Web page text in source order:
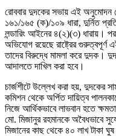
রোববার দুদকের সভায় এই অনুমোদন
১৬১/১৬৫ (ক)/১০৯ ধারা, দুর্নিত
লন্ডারিং আইনের ৪(২)(৩) ধারায়।
অভিযোগ রয়েছে রাষ্ট্রের
তাদের বিরুদ্ধে মামলা করে দুদক।
আদালতে দাখিল করা হবে।
চার্জশীটে উল্লেখ করা হয়, দুদকের
কমিশন থেকে অর্পিত দায়িত্ব
নিজে আর্থিকভাবে লাভবান হতে
মো. মিজানুর রহমানকে অবৈধভাবে
মিজানের কাছ থেকে ৪০ লাখ টাকা